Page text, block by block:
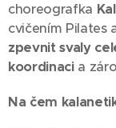
choreografka
cvičením Pilates
zpevnit svaly
koordinacia
Na čem